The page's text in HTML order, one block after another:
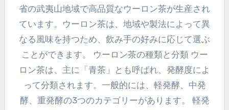
省の武夷山地域で高品質なウーロン茶が生産され
ています。ウーロン茶は、地域や製法によって異
なる風味を持つため、飲み手の好みに応じて選ぶ
ことができます。 ウーロン茶の種類と分類 ウー
ロン茶は、主に「青茶」とも呼ばれ、発酵度によ
って分類されます。一般的には、軽発酵、中発
酵、重発酵の3つのカテゴリーがあります。 軽発